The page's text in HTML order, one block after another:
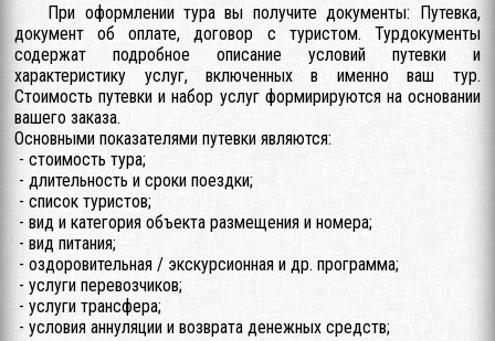
При оформлении тура вы получите документы: Путевка,
документ об оплате, договор с туристом. Турдокументы
содержат подробное описание условий путевки и
характеристику услуг, включенных в именно ваш тур.
Стоимость путевки и набор услуг формирируются на основании
вашего заказа.
Основными показателями путевки являются:
- стоимость тура;
- длительность и сроки поездки;
- список туристов;
- вид и категория объекта размещения и номера;
- вид питания;
- оздоровительная / экскурсионная и др. программа;
- услуги перевозчиков;
- услуги трансфера;
- условия аннуляции и возврата денежных средств;